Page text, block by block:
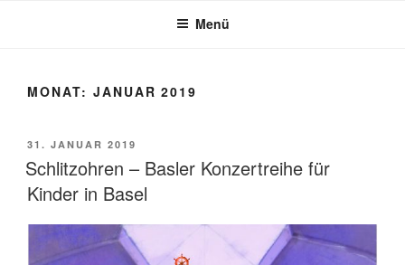
Menü
MONAT: JANUAR 2019
VERÖFFENTLICHT
AM
31. JANUAR 2019
Schlitzohren – Basler Konzertreihe für
Kinder in Basel